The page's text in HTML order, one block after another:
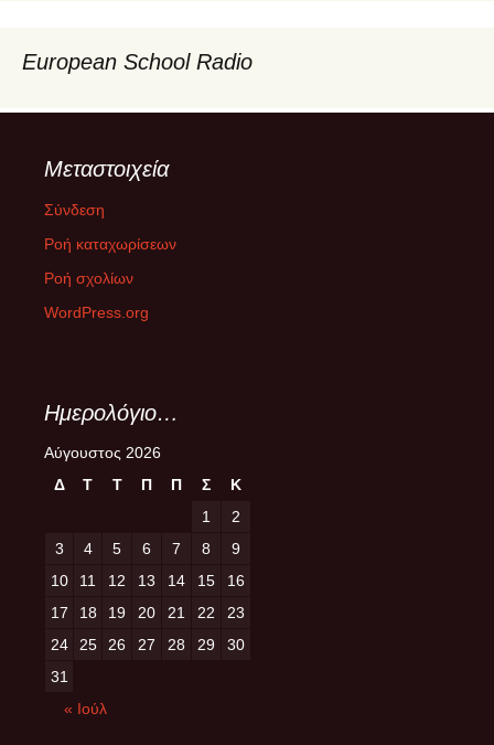
European School Radio
Μεταστοιχεία
Σύνδεση
Ροή καταχωρίσεων
Ροή σχολίων
WordPress.org
Ημερολόγιο…
Αύγουστος 2026
Δ
Τ Τ Π Π Σ
Κ
1
2
3
4 5 6 7 8
9
10
11 12 13 14 15
16
17
18 19 20 21 22
23
24
25 26 27 28 29
30
31
« Ιούλ